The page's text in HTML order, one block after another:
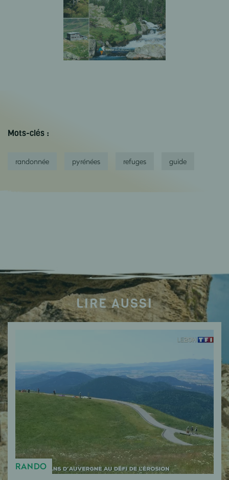
Mots-clés :
randonnée pyrénées refuges guide
LIRE AUSSI
RANDO